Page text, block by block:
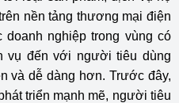
nền tảng thương mại điện
nghiệp trong vùng có
vụ đến với người tiêu dùng
và dễ dàng hơn. Trước đây,
triển mạnh mẽ, người tiêu